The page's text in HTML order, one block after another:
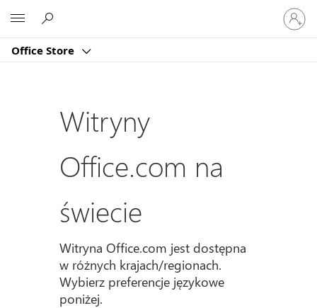
Office Store
Zaloguj
się
do
konta
Witryny
Office.com na
świecie
Witryna Office.com jest dostępna
w różnych krajach/regionach.
Wybierz preferencje językowe
poniżej.